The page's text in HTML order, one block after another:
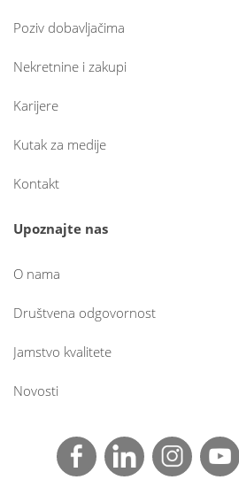
Poziv dobavljačima
Nekretnine i zakupi
Karijere
Kutak za medije
Kontakt
Upoznajte nas
O nama
Društvena odgovornost
Jamstvo kvalitete
Novosti